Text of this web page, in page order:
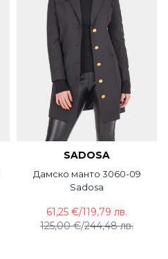
SADOSA
Дамско манто 3060-09
Sadosa
125,00 €/244,48 лв.
61,25 €/119,79 лв.